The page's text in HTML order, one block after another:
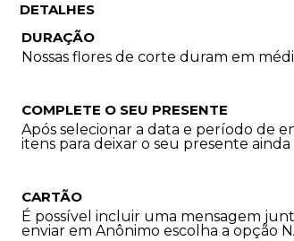
DETALHES
DURAÇÃO
Nossas flores de corte duram em
COMPLETE O SEU PRESENTE
Após selecionar a data e período de
itens para deixar o seu presente
CARTÃO
É possível incluir uma mensagem
enviar em Anônimo escolha a opção